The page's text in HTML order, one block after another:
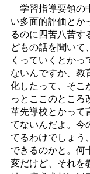
学習指導要領の
い多面的評価とか
るのに四苦八苦す
どもの話を聞いて
くっていくとか
ないんですか、教
化したって、そこ
っとここのところ
革先導校とかって
てないんだよ。今
てるわけでしょう
できるのかと。何
変だけど、それを